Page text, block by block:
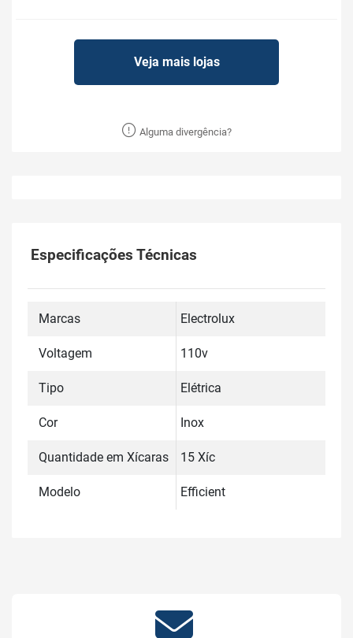
Veja mais lojas
Alguma divergência?
Especificações Técnicas
Marcas Electrolux
Voltagem 110v
Tipo Elétrica
Cor Inox
Quantidade em Xícaras 15 Xíc
Modelo Efficient